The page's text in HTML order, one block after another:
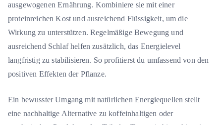
ausgewogenen Ernährung. Kombiniere sie mit einer
proteinreichen Kost und ausreichend Flüssigkeit, um die
Wirkung zu unterstützen. Regelmäßige Bewegung und
ausreichend Schlaf helfen zusätzlich, das Energielevel
langfristig zu stabilisieren. So profitierst du umfassend von den
positiven Effekten der Pflanze.
Ein bewusster Umgang mit natürlichen Energiequellen stellt
eine nachhaltige Alternative zu koffeinhaltigen oder